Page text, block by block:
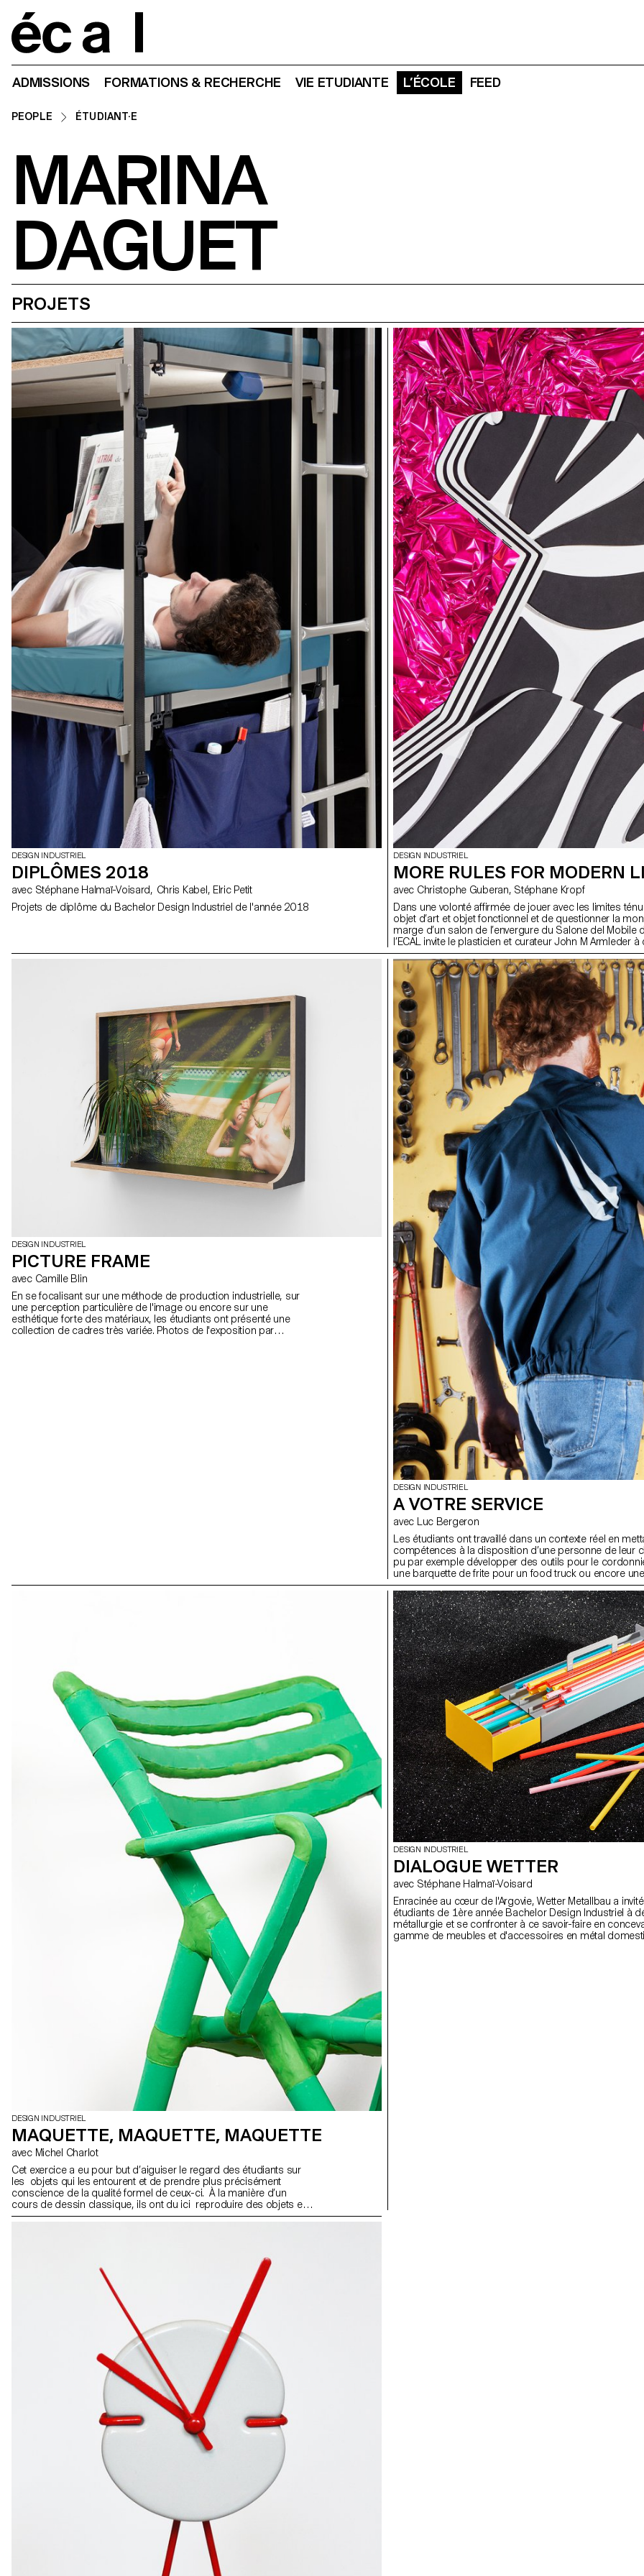
ADMISSIONS FORMATIONS & RECHERCHE VIE ETUDIANTE L’ÉCOLE FEED
PEOPLE ÉTUDIANT·E
MARINA
DAGUET
PROJETS
DESIGN INDUSTRIEL
DIPLÔMES 2018
avec Stéphane Halmaï-Voisard, Chris Kabel, Elric Petit
Projets de diplôme du Bachelor Design Industriel de l'année 2018
DESIGN INDUSTRIEL
MORE RULES FOR MODERN
avec Christophe Guberan, Stéphane Kropf
Dans une volonté affirmée de jouer avec les limites
objet d’art et objet fonctionnel et de questionner la
marge d’un salon de l’envergure du Salone del Mobile
l’ECAL invite le plasticien et curateur John M Armleder à
une exposition juxtaposant des productions
Bachelor Arts Visuels et en Bachelor Design Industriel.
(re)vu certaines expositions de John M Armleder ainsi
pièces iconiques, notamment les Furniture Sculpture ,
étudiants ont choisi des matériaux et défini des
imaginer les œuvres de l’exposition, développées à
long du semestre sous le regard du designer et
Christophe Guberan et de Stéphane Kropf, artiste et
du Bachelor Arts Visuels. En jouant sur les échelles, les
couleurs ou les matériaux, les œuvres présentées se
catégories préétablies : un zèbre à bascule pour
vite, une horloge sans aiguille, une peinture minimale
maximalistes, des vases en céramique scotchés, un
plastique recyclé, du marbre en béton… Tous
une cacophonie visuelle assumée et joyeuse. Photos
ECAL/Younès Klouche
DESIGN INDUSTRIEL
PICTURE FRAME
avec Camille Blin
En se focalisant sur une méthode de production industrielle, sur
une perception particulière de l'image ou encore sur une
esthétique forte des matériaux, les étudiants ont présenté une
collection de cadres très variée. Photos de l'exposition par
DESIGN INDUSTRIEL
A VOTRE SERVICE
avec Luc Bergeron
Les étudiants ont travaillé dans un contexte réel en
compétences à la disposition d’une personne de leur
pu par exemple développer des outils pour le
une barquette de frite pour un food truck ou encore
pour un producteur maraicher.
DESIGN INDUSTRIEL
MAQUETTE, MAQUETTE, MAQUETTE
avec Michel Charlot
Cet exercice a eu pour but d’aiguiser le regard des étudiants sur
les objets qui les entourent et de prendre plus précisément
conscience de la qualité formel de ceux-ci. À la manière d’un
cours de dessin classique, ils ont du ici reproduire des objets en
3D échelle 1:1 le plus fidèlement et intelligemment possible à
DESIGN INDUSTRIEL
DIALOGUE WETTER
avec Stéphane Halmaï-Voisard
Enracinée au cœur de l'Argovie, Wetter Metallbau a
étudiants de 1ère année Bachelor Design Industriel à
métallurgie et se confronter à ce savoir-faire en
gamme de meubles et d'accessoires en métal